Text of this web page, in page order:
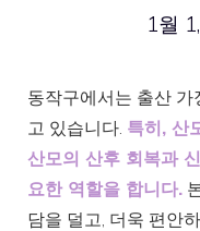
1월
동작구에서는 출산
고 있습니다. 특히, 산
산모의 산후 회복과
요한 역할을 합니다.
담을 덜고, 더욱 편안